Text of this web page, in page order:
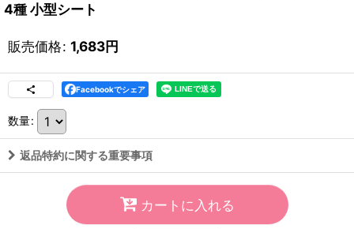
4種 小型シート
販売価格: 1,683円
Facebookでシェア
数量:
返品特約に関する重要事項
カートに入れる